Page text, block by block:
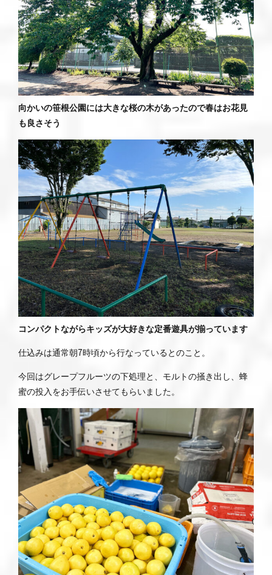
向かいの笹根公園には大きな桜の木があったので春はお花見
も良さそう
コンパクトながらキッズが大好きな定番遊具が揃っています
仕込みは通常朝7時頃から行なっているとのこと。
今回はグレープフルーツの下処理と、モルトの掻き出し、蜂
蜜の投入をお手伝いさせてもらいました。